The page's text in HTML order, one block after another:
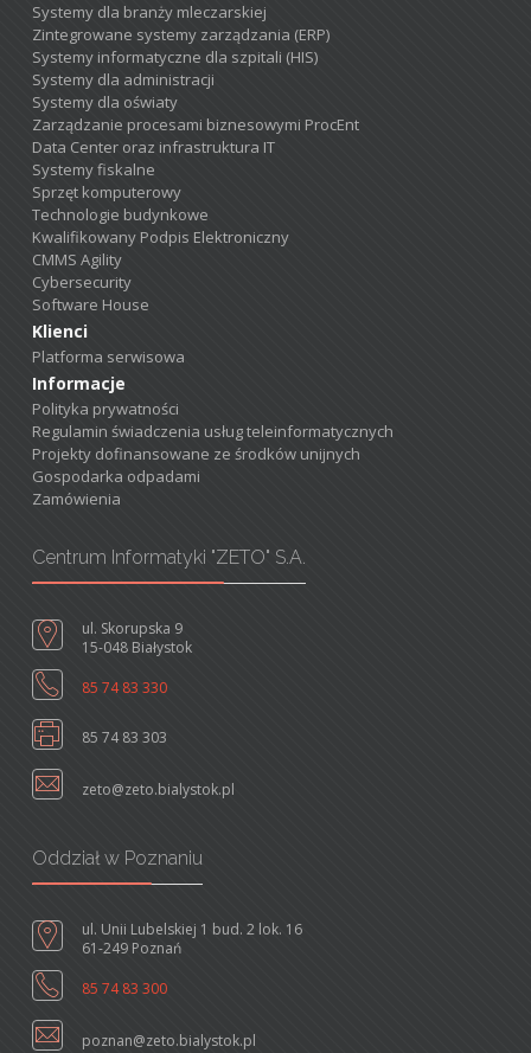
Systemy dla branży mleczarskiej
Zintegrowane systemy zarządzania (ERP)
Systemy informatyczne dla szpitali (HIS)
Systemy dla administracji
Systemy dla oświaty
Zarządzanie procesami biznesowymi ProcEnt
Data Center oraz infrastruktura IT
Systemy fiskalne
Sprzęt komputerowy
Technologie budynkowe
Kwalifikowany Podpis Elektroniczny
CMMS Agility
Cybersecurity
Software House
Klienci
Platforma serwisowa
Informacje
Polityka prywatności
Regulamin świadczenia usług teleinformatycznych
Projekty dofinansowane ze środków unijnych
Gospodarka odpadami
Zamówienia
Centrum Informatyki "ZETO" S.A.
ul. Skorupska 9
15-048 Białystok
85 74 83 330
85 74 83 303
zeto@zeto.bialystok.pl
Oddział w Poznaniu
ul. Unii Lubelskiej 1 bud. 2 lok. 16
61-249 Poznań
85 74 83 300
poznan@zeto.bialystok.pl